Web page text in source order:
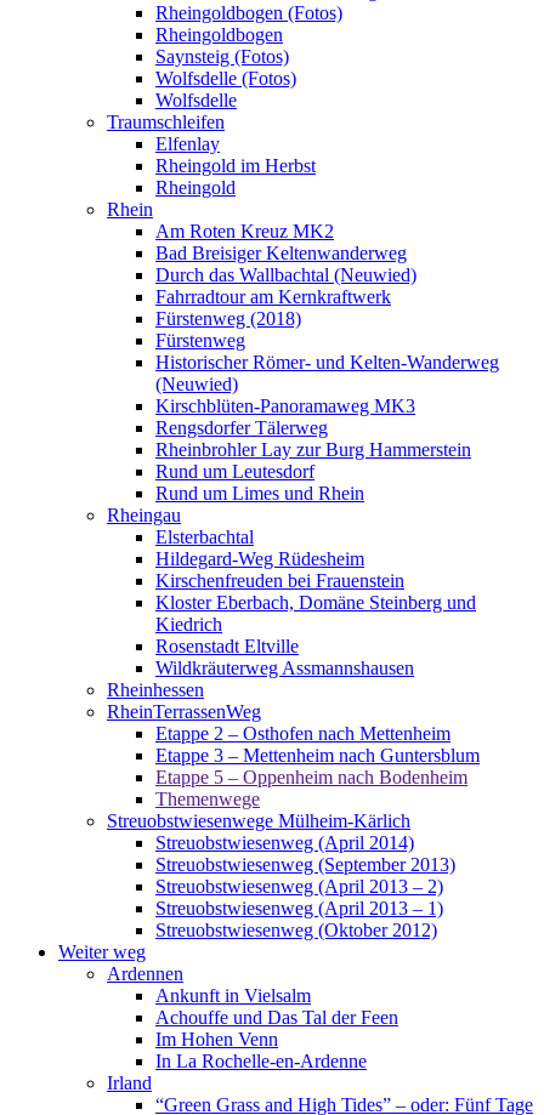
Rheingoldbogen (Fotos)
Rheingoldbogen
Saynsteig (Fotos)
Wolfsdelle (Fotos)
Wolfsdelle
Traumschleifen
Elfenlay
Rheingold im Herbst
Rheingold
Rhein
Am Roten Kreuz MK2
Bad Breisiger Keltenwanderweg
Durch das Wallbachtal (Neuwied)
Fahrradtour am Kernkraftwerk
Fürstenweg (2018)
Fürstenweg
Historischer Römer- und Kelten-Wanderweg
(Neuwied)
Kirschblüten-Panoramaweg MK3
Rengsdorfer Tälerweg
Rheinbrohler Lay zur Burg Hammerstein
Rund um Leutesdorf
Rund um Limes und Rhein
Rheingau
Elsterbachtal
Hildegard-Weg Rüdesheim
Kirschenfreuden bei Frauenstein
Kloster Eberbach, Domäne Steinberg und
Kiedrich
Rosenstadt Eltville
Wildkräuterweg Assmannshausen
Rheinhessen
RheinTerrassenWeg
Etappe 2 – Osthofen nach Mettenheim
Etappe 3 – Mettenheim nach Guntersblum
Etappe 5 – Oppenheim nach Bodenheim
Themenwege
Streuobstwiesenwege Mülheim-Kärlich
Streuobstwiesenweg (April 2014)
Streuobstwiesenweg (September 2013)
Streuobstwiesenweg (April 2013 – 2)
Streuobstwiesenweg (April 2013 – 1)
Streuobstwiesenweg (Oktober 2012)
Weiter weg
Ardennen
Ankunft in Vielsalm
Achouffe und Das Tal der Feen
Im Hohen Venn
In La Rochelle-en-Ardenne
Irland
“Green Grass and High Tides” – oder: Fünf Tage